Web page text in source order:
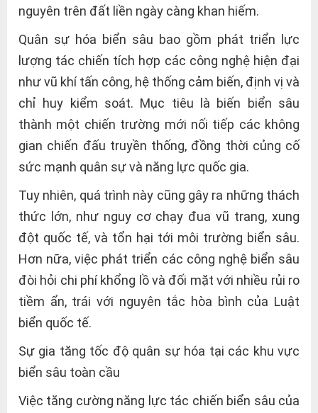
nguyên trên đất liền ngày càng khan hiếm.
Quân sự hóa biển sâu bao gồm phát triển lực
lượng tác chiến tích hợp các công nghệ hiện đại
như vũ khí tấn công, hệ thống cảm biến, định vị và
chỉ huy kiểm soát. Mục tiêu là biến biển sâu
thành một chiến trường mới nối tiếp các không
gian chiến đấu truyền thống, đồng thời củng cố
sức mạnh quân sự và năng lực quốc gia.
Tuy nhiên, quá trình này cũng gây ra những thách
thức lớn, như nguy cơ chạy đua vũ trang, xung
đột quốc tế, và tổn hại tới môi trường biển sâu.
Hơn nữa, việc phát triển các công nghệ biển sâu
đòi hỏi chi phí khổng lồ và đối mặt với nhiều rủi ro
tiềm ẩn, trái với nguyên tắc hòa bình của Luật
biển quốc tế.
Sự gia tăng tốc độ quân sự hóa tại các khu vực
biển sâu toàn cầu
Việc tăng cường năng lực tác chiến biển sâu của